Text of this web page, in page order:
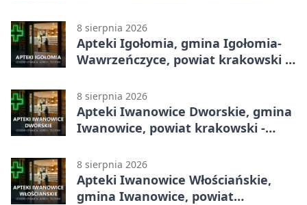
godziny otwarcia
8 sierpnia 2026
Apteki Igołomia, gmina Igołomia-
Wawrzeńczyce, powiat krakowski -
8 sierpnia 2026
Apteki Iwanowice Dworskie, gmina
Iwanowice, powiat krakowski -
8 sierpnia 2026
Apteki Iwanowice Włościańskie,
gmina Iwanowice, powiat